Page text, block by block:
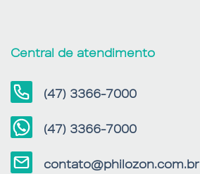
Central de atendimento
(47) 3366-7000
(47) 3366-7000
contato@philozon.com.br